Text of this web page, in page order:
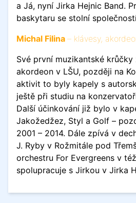
a Já, nyní Jirka Hejnic Band.
baskytaru se stolní
Michal Filina – klávesy,
Své první muzikantské
akordeon v LŠU, později na
aktivit to byly kapely s
ještě při studiu na
Další účinkování již bylo v
Jakožedžez, Styl a Golf –
2001 – 2014. Dále zpívá v
J. Ryby v Rožmitále pod
orchestru For Evergreens v
spolupracuje s Jirkou v Jirka